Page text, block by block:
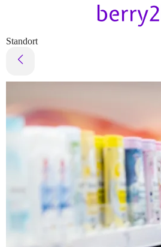
Standort